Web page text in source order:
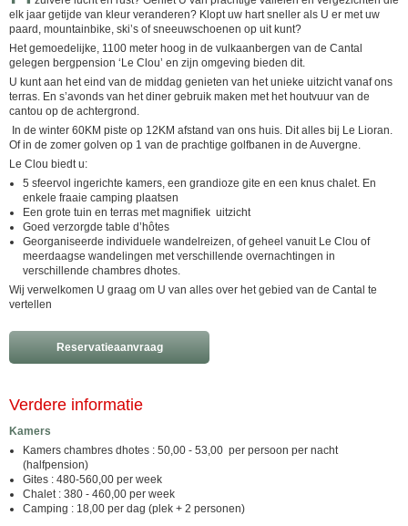
elk jaar getijde van kleur veranderen? Klopt uw hart sneller als U er met uw
paard, mountainbike, ski’s of sneeuwschoenen op uit kunt?
Het gemoedelijke, 1100 meter hoog in de vulkaanbergen van de Cantal
gelegen bergpension ‘Le Clou’ en zijn omgeving bieden dit.
U kunt aan het eind van de middag genieten van het unieke uitzicht vanaf ons
terras. En s’avonds van het diner gebruik maken met het houtvuur van de
cantou op de achtergrond.
In de winter 60KM piste op 12KM afstand van ons huis. Dit alles bij Le Lioran.
Of in de zomer golven op 1 van de prachtige golfbanen in de Auvergne.
Le Clou biedt u:
5 sfeervol ingerichte kamers, een grandioze gite en een knus chalet. En
enkele fraaie camping plaatsen
Een grote tuin en terras met magnifiek uitzicht
Goed verzorgde table d’hôtes
Georganiseerde individuele wandelreizen, of geheel vanuit Le Clou of
meerdaagse wandelingen met verschillende overnachtingen in
verschillende chambres dhotes.
Wij verwelkomen U graag om U van alles over het gebied van de Cantal te
vertellen
Reservatieaanvraag
Verdere informatie
Kamers
Kamers chambres dhotes : 50,00 - 53,00 per persoon per nacht
(halfpension)
Gites : 480-560,00 per week
Chalet : 380 - 460,00 per week
Camping : 18,00 per dag (plek + 2 personen)